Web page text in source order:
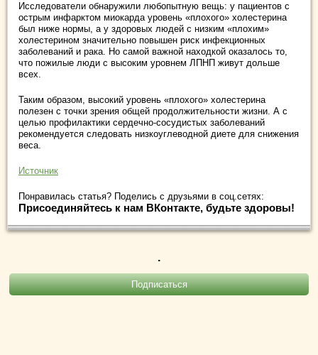
Исследователи обнаружили любопытную вещь: у пациентов с
острым инфарктом миокарда уровень «плохого» холестерина
был ниже нормы, а у здоровых людей с низким «плохим»
холестерином значительно повышен риск инфекционных
заболеваний и рака. Но самой важной находкой оказалось то,
что пожилые люди с высоким уровнем ЛПНП живут дольше
всех.
Таким образом, высокий уровень «плохого» холестерина
полезен с точки зрения общей продолжительности жизни. А с
целью профилактики сердечно-сосудистых заболеваний
рекомендуется следовать низкоуглеводной диете для снижения
веса.
Источник
Понравилась статья? Поделись с друзьями в соц.сетях:
Присоединяйтесь к нам ВКонтакте, будьте здоровы!
.